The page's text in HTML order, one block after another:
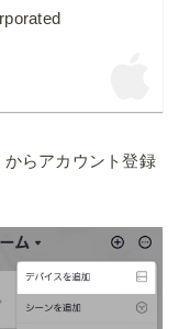
らアカウント登録